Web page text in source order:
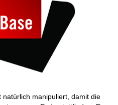
natürlich manipuliert, damit die